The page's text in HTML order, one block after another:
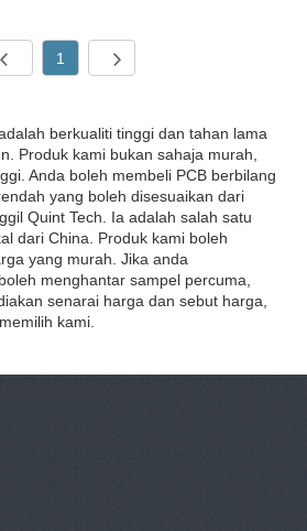
1
berkualiti tinggi dan tahan lama
Produk kami bukan sahaja murah,
Anda boleh membeli PCB berbilang
yang boleh disesuaikan dari
Quint Tech. Ia adalah salah satu
dari China. Produk kami boleh
yang murah. Jika anda
menghantar sampel percuma,
senarai harga dan sebut harga,
kami.